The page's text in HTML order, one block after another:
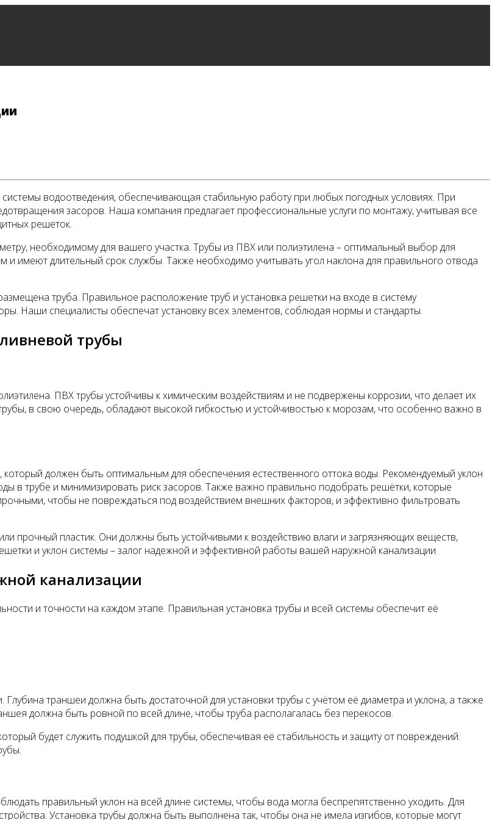
водоотведения, обеспечивающая стабильную работу при любых погодных условиях. При
засоров. Наша компания предлагает профессиональные услуги по монтажу, учитывая все
решеток.
необходимому для вашего участка. Трубы из ПВХ или полиэтилена – оптимальный выбор для
и имеют длительный срок службы. Также необходимо учитывать угол наклона для правильного отвода
труба. Правильное расположение труб и установка решетки на входе в систему
Наши специалисты обеспечат установку всех элементов, соблюдая нормы и стандарты.
трубы
ПВХ трубы устойчивы к химическим воздействиям и не подвержены коррозии, что делает их
в свою очередь, обладают высокой гибкостью и устойчивостью к морозам, что особенно важно в
должен быть оптимальным для обеспечения естественного оттока воды. Рекомендуемый уклон
в трубе и минимизировать риск засоров. Также важно правильно подобрать решётки, которые
чтобы не повреждаться под воздействием внешних факторов, и эффективно фильтровать
прочный пластик. Они должны быть устойчивыми к воздействию влаги и загрязняющих веществ,
и уклон системы – залог надежной и эффективной работы вашей наружной канализации.
канализации
и точности на каждом этапе. Правильная установка трубы и всей системы обеспечит её
траншеи должна быть достаточной для установки трубы с учётом её диаметра и уклона, а также
должна быть ровной по всей длине, чтобы труба располагалась без перекосов.
будет служить подушкой для трубы, обеспечивая её стабильность и защиту от повреждений.
правильный уклон на всей длине системы, чтобы вода могла беспрепятственно уходить. Для
Установка трубы должна быть выполнена так, чтобы она не имела изгибов, которые могут